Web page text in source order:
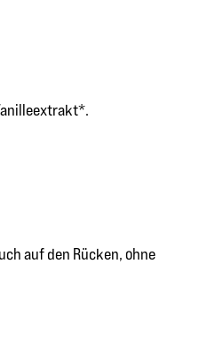
auf den Rücken, ohne